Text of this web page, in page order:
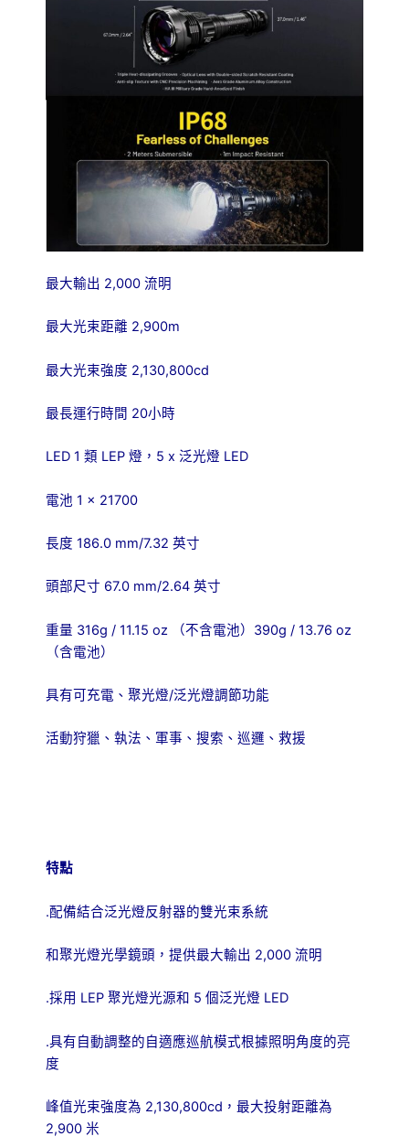
最大輸出 2,000 流明
最大光束距離 2,900m
最大光束強度 2,130,800cd
最長運行時間 20小時
LED 1 類 LEP 燈， 5 x 泛光燈 LED
電池 1 × 21700
長度 186.0 mm/7.32 英寸
頭部尺寸 67.0 mm/2.64 英寸
重量 316g / 11.15 oz （不含電池） 390g / 13.76 oz
（含電池）
具有可充電、聚光燈/泛光燈調節功能
活動狩獵、執法、軍事、搜索、巡邏、救援
特點
.配備結合泛光燈反射器的雙光束系統
和聚光燈光學鏡頭，提供最大輸出 2,000 流明
.採用 LEP 聚光燈光源和 5 個泛光燈 LED
.具有自動調整的自適應巡航模式根據照明角度的亮
度
峰值光束強度為 2,130,800cd ，最大投射距離為
2,900 米